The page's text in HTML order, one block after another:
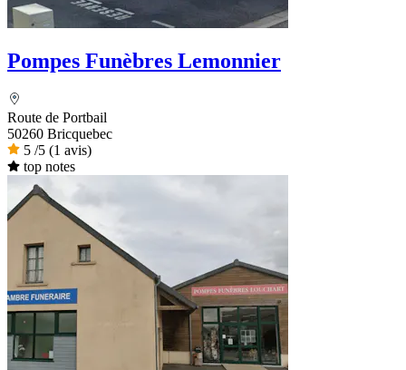
Pompes Funèbres Lemonnier
Route de Portbail
50260 Bricquebec
5 /5 (1 avis)
top notes